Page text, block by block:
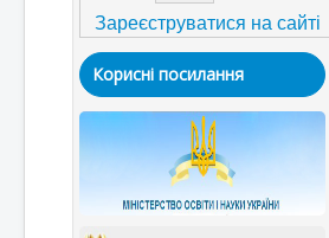
Зареєструватися на сайті
Корисні посилання